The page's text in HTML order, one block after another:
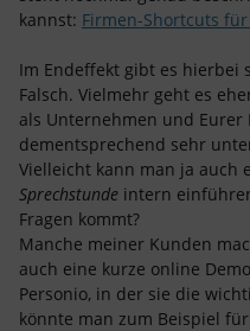
kannst: Firmen-Shortcuts
Im Endeffekt gibt es hierbei
Falsch. Vielmehr geht es
als Unternehmen und
dementsprechend sehr
Vielleicht kann man ja auch
Sprechstunde intern
Fragen kommt?
Manche meiner Kunden
auch eine kurze online
Personio, in der sie die
könnte man zum Beispiel